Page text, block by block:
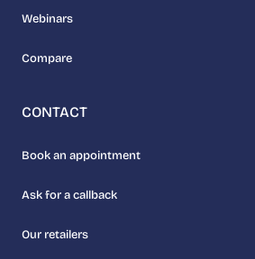
Webinars
Compare
CONTACT
Book an appointment
Ask for a callback
Our retailers